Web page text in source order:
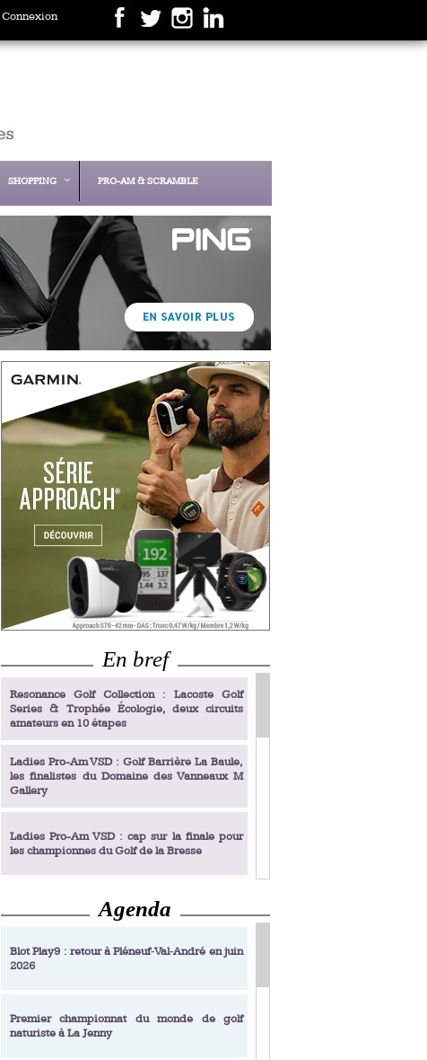
Connexion
SHOPPING PRO-AM & SCRAMBLE
PGA Golf Catalunya - Photo : D.R.
En bref
Resonance Golf Collection : Lacoste Golf
Series & Trophée Écologie, deux circuits
amateurs en 10 étapes
Ladies Pro-Am VSD : Golf Barrière La Baule,
les finalistes du Domaine des Vanneaux M
Gallery
Ladies Pro-Am VSD : cap sur la finale pour
les championnes du Golf de la Bresse
Ladies Pro-Am VSD : Golf du Prieuré, elles
décrochent leur billet pour la finale
Enfin un livre de golf pensé pour les femmes
Ladies Pro-Am VSD : les premières
Agenda
Blot Play9 : retour à Pléneuf‑Val‑André en juin
2026
Premier championnat du monde de golf
naturiste à La Jenny